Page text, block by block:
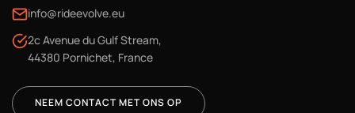
info@rideevolve.eu
2c Avenue du Gulf Stream,
44380 Pornichet, France
NEEM CONTACT MET ONS OP